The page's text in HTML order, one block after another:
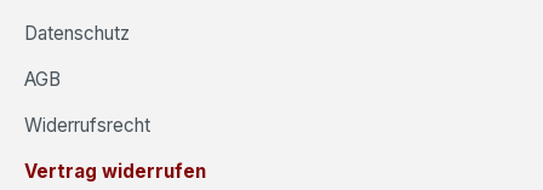
Datenschutz
AGB
Widerrufsrecht
Vertrag widerrufen